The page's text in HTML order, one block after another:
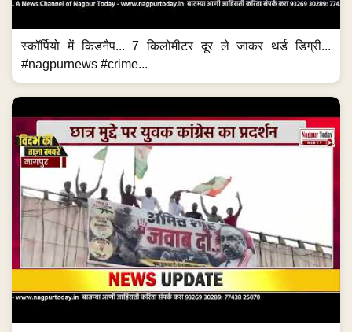
स्कॉर्पियो में किडनैप... 7 किलोमीटर दूर ले जाकर थर्ड डिग्री...
#nagpurnews #crime...